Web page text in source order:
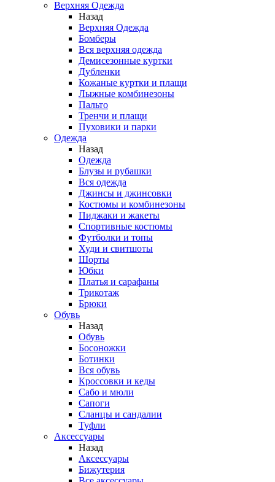
Верхняя Одежда
Назад
Верхняя Одежда
Бомберы
Вся верхняя одежда
Демисезонные куртки
Дубленки
Кожаные куртки и плащи
Лыжные комбинезоны
Пальто
Тренчи и плащи
Пуховики и парки
Одежда
Назад
Одежда
Блузы и рубашки
Вся одежда
Джинсы и джинсовки
Костюмы и комбинезоны
Пиджаки и жакеты
Спортивные костюмы
Футболки и топы
Худи и свитшоты
Шорты
Юбки
Платья и сарафаны
Трикотаж
Брюки
Обувь
Назад
Обувь
Босоножки
Ботинки
Вся обувь
Кроссовки и кеды
Сабо и мюли
Сапоги
Сланцы и сандалии
Туфли
Аксессуары
Назад
Аксессуары
Бижутерия